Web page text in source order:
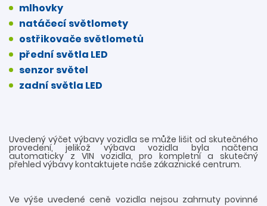
mlhovky
natáčecí světlomety
ostřikovače světlometů
přední světla LED
senzor světel
zadní světla LED
Uvedený výčet výbavy vozidla se může lišit od skutečného
provedení, jelikož výbava vozidla byla načtena
automaticky z VIN vozidla, pro kompletní a skutečný
přehled výbavy kontaktujete naše zákaznické centrum.
Ve výše uvedené ceně vozidla nejsou zahrnuty povinné